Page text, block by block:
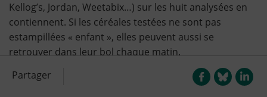
Kellog’s, Jordan, Weetabix…) sur les huit analysées en
contiennent. Si les céréales testées ne sont pas
estampillées « enfant », elles peuvent aussi se
retrouver dans leur bol chaque matin.
Partager